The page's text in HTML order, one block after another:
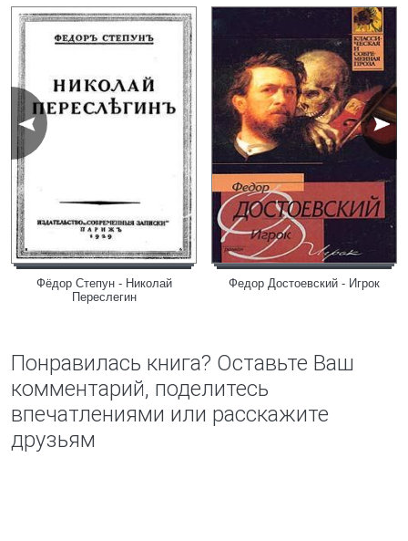
Фёдор Степун - Николай
Переслегин
Федор Достоевский - Игрок
Понравилась книга? Оставьте Ваш
комментарий, поделитесь
впечатлениями или расскажите
друзьям